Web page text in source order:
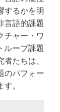
するかを明
言語的課題
チャー・ワ
ループ課題
たちは、
のパフォー
。